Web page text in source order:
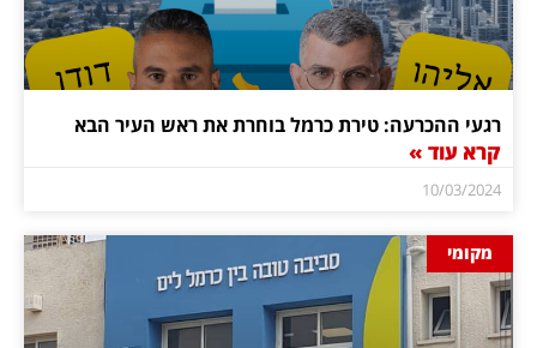
רגעי ההכרעה: טירת כרמל בוחרת את ראש העיר הבא
קרא עוד »
10/03/2024
מקומי